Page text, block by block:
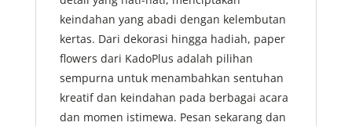
keindahan yang abadi dengan kelembutan
kertas. Dari dekorasi hingga hadiah, paper
flowers dari KadoPlus adalah pilihan
sempurna untuk menambahkan sentuhan
kreatif dan keindahan pada berbagai acara
dan momen istimewa. Pesan sekarang dan